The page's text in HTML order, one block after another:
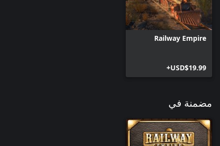
Railway Empire
USD$19.99+
مضمنة في